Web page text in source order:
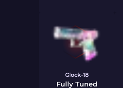
Glock-18
Fully Tuned